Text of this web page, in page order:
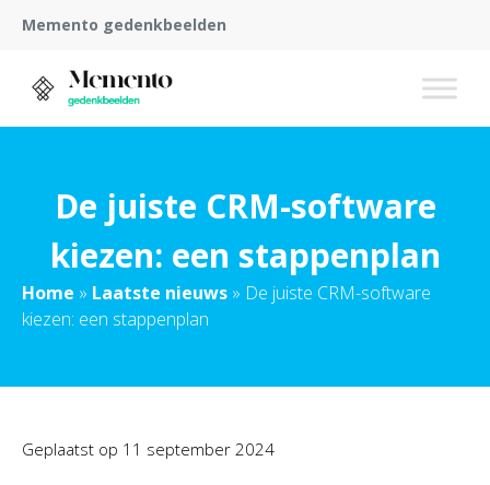
Memento gedenkbeelden
De juiste CRM-software
kiezen: een stappenplan
Home » Laatste nieuws » De juiste CRM-software
kiezen: een stappenplan
Geplaatst op 11 september 2024